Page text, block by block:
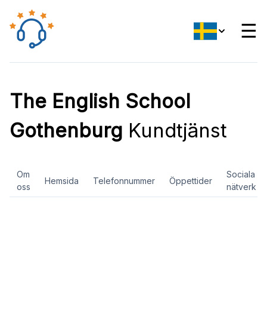
☰
The English School
Gothenburg Kundtjänst
Om
oss
Hemsida Telefonnummer Öppettider
Sociala
nätverk